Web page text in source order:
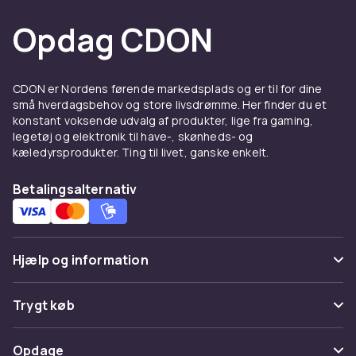
betød meget for dig i fortiden. Musik handler
om identitet og følelser, og her er der plads til
toplister.
Kommende udgivelser og
eftertragtede udgaver
kommende udgivelser kan du finde musik, der
snart rammer hylderne. Der er også Limited
Editions, remasterede versioner og eksklusive
musikbokse til dem, der ønsker noget ekstra i
deres samling. Perfekt til dig, der følger dine
næste udgivelse.
Musikbokse og
Opdag CDON
CDON er Nordens førende markedsplads og er til for dine
små hverdagsbehov og store livsdrømme. Her finder du et
konstant voksende udvalg af produkter, lige fra gaming,
legetøj og elektronik til have-, skønheds- og
kæledyrsprodukter. Ting til livet, ganske enkelt.
Betalingsalternativ
Hjælp og information
Ofte stillede spørgsmål
Spor pakke
Trygt køb
Betaling
Opdage